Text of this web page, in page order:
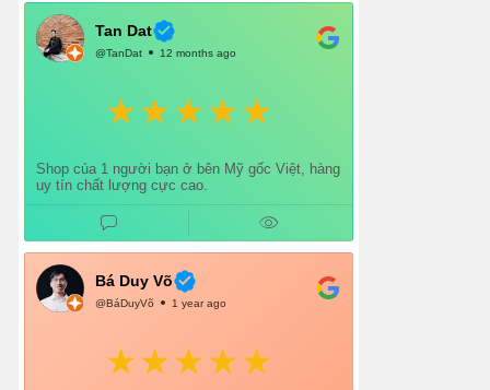
và giới thiệu thêm cho bạn bè 👍
Tan Dat
@TanDat 12 months ago
Shop của 1 người bạn ở bên Mỹ gốc Việt, hàng
uy tín chất lượng cực cao.
Bá Duy Võ
@BáDuyVõ 1 year ago